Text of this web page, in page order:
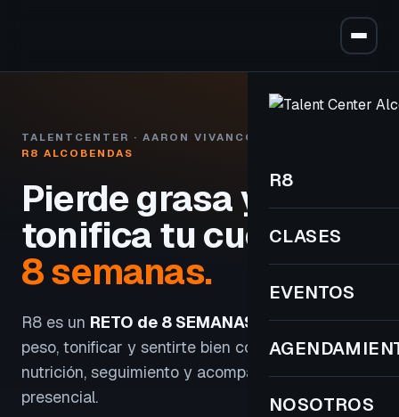
R8
CLASES
EVENTOS
NOSOTROS
TALENTCENTER · AARON VIVANCOS
R8 ALCOBENDAS
Pierde grasa y
tonifica tu cuerpoen
8 semanas.
R8 es un RETO de 8 SEMANAS
para perder
peso, tonificar y sentirte bien con entrenamiento,
nutrición, seguimiento y acompañamiento
presencial.